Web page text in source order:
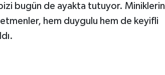
bugün de ayakta tutuyor. Miniklerin
hem duygulu hem de keyifli